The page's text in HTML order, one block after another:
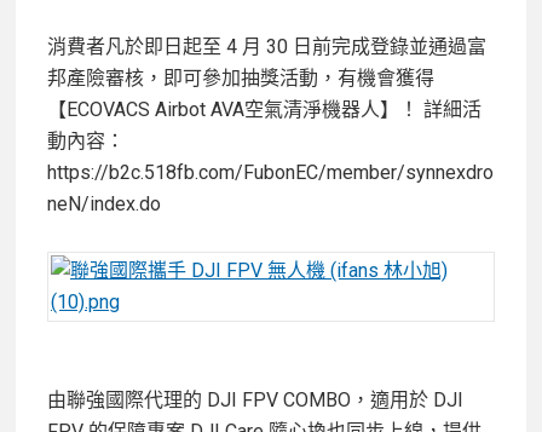
消費者凡於即日起至 4 月 30 日前完成登錄並通過富
邦產險審核，即可參加抽獎活動，有機會獲得
【ECOVACS Airbot AVA空氣清淨機器人】！ 詳細活
動內容：
https://b2c.518fb.com/FubonEC/member/synnexdro
neN/index.do
由聯強國際代理的 DJI FPV COMBO，適用於 DJI